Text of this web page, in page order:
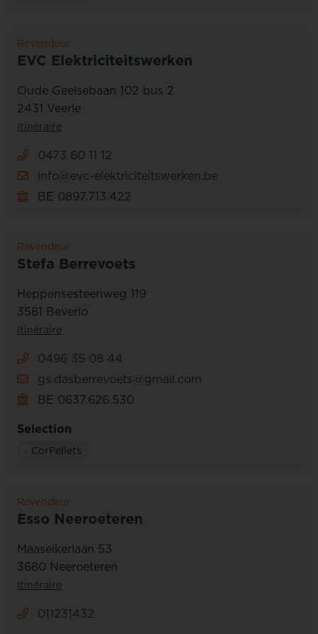
Revendeur
EVC Elektriciteitswerken
Oude Geelsebaan 102 bus 2
2431 Veerle
Itinéraire
0473 60 11 12
info@evc-elektriciteitswerken.be
BE 0897.713.422
Revendeur
Stefa Berrevoets
Heppensesteenweg 119
3581 Beverlo
Itinéraire
0496 35 08 44
gs.dasberrevoets@gmail.com
BE 0637.626.530
Selection
CorPellets
Revendeur
Esso Neeroeteren
Maaseikerlaan 53
3680 Neeroeteren
Itinéraire
011231432